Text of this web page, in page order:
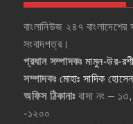
বাংলানিউজ ২৪৭ বাংলাদেশের
সংবাদপত্র।
প্রধান সম্পাদকঃমামুন-উর-
সম্পাদকঃ মোহাঃ সাদিক হোসেন
অফিস ঠিকানাঃবাসা নং –
-১২০০